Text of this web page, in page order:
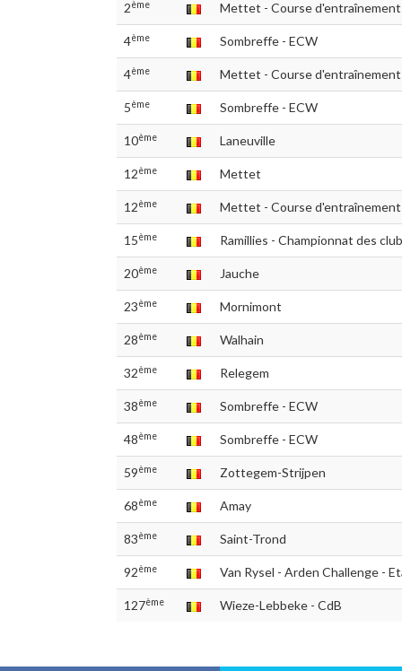
2ème Mettet - Course d'entraînement
4ème Sombreffe - ECW
4ème Mettet - Course d'entraînement
5ème Sombreffe - ECW
10ème Laneuville
12ème Mettet
12ème Mettet - Course d'entraînement
15ème Ramillies - Championnat des
20ème Jauche
23ème Mornimont
28ème Walhain
32ème Relegem
38ème Sombreffe - ECW
48ème Sombreffe - ECW
59ème Zottegem-Strijpen
68ème Amay
83ème Saint-Trond
92ème Van Rysel - Arden Challenge -
127ème Wieze-Lebbeke - CdB